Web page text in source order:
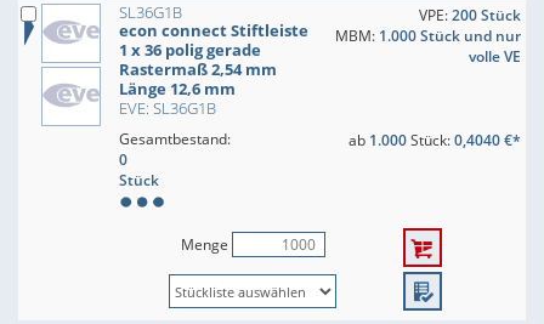
SL36G1B
econ connect Stiftleiste
1 x 36 polig gerade
Rastermaß 2,54 mm
Länge 12,6 mm
EVE: SL36G1B
VPE:200 Stück
MBM: 1.000 Stück und nur
volle VE
Gesamtbestand:
0
Stück
ab 1.000Stück:0,4040 €*
Menge